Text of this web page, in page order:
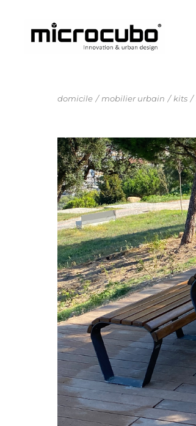
domicile mobilier urbain kits